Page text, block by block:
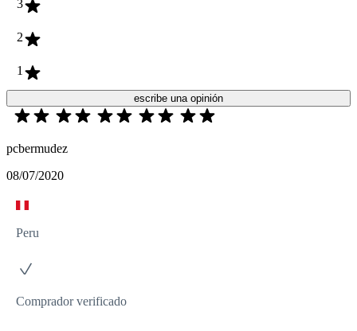
3
2
1
escribe una opinión
pcbermudez
08/07/2020
Peru
Comprador verificado